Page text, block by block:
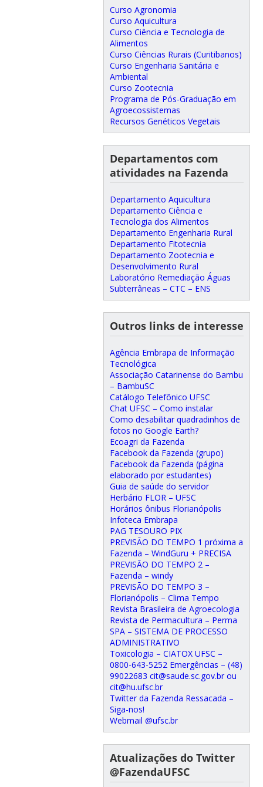
Curso Agronomia
Curso Aquicultura
Curso Ciência e Tecnologia de
Alimentos
Curso Ciências Rurais (Curitibanos)
Curso Engenharia Sanitária e
Ambiental
Curso Zootecnia
Programa de Pós-Graduação em
Agroecossistemas
Recursos Genéticos Vegetais
Departamentos com
atividades na Fazenda
Departamento Aquicultura
Departamento Ciência e
Tecnologia dos Alimentos
Departamento Engenharia Rural
Departamento Fitotecnia
Departamento Zootecnia e
Desenvolvimento Rural
Laboratório Remediação Águas
Subterrâneas – CTC – ENS
Outros links de interesse
Agência Embrapa de Informação
Tecnológica
Associação Catarinense do Bambu
– BambuSC
Catálogo Telefônico UFSC
Chat UFSC – Como instalar
Como desabilitar quadradinhos de
fotos no Google Earth?
Ecoagri da Fazenda
Facebook da Fazenda (grupo)
Facebook da Fazenda (página
elaborado por estudantes)
Guia de saúde do servidor
Herbário FLOR – UFSC
Horários ônibus Florianópolis
Infoteca Embrapa
PAG TESOURO PIX
PREVISÃO DO TEMPO 1 próxima a
Fazenda – WindGuru + PRECISA
PREVISÃO DO TEMPO 2 –
Fazenda – windy
PREVISÃO DO TEMPO 3 –
Florianópolis – Clima Tempo
Revista Brasileira de Agroecologia
Revista de Permacultura – Perma
SPA – SISTEMA DE PROCESSO
ADMINISTRATIVO
Toxicologia – CIATOX UFSC –
0800-643-5252 Emergências – (48)
99022683 cit@saude.sc.gov.br ou
cit@hu.ufsc.br
Twitter da Fazenda Ressacada –
Siga-nos!
Webmail @ufsc.br
Atualizações do Twitter
@FazendaUFSC